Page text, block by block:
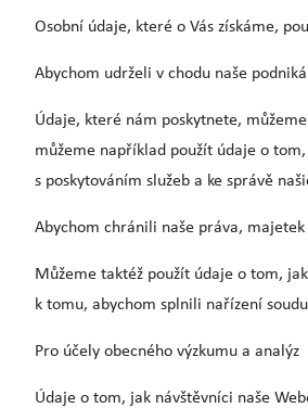
Osobní údaje, které o Vás získáme,
Abychom udrželi v chodu naše
Údaje, které nám poskytnete,
můžeme například použít údaje o
s poskytováním služeb a ke správě
Abychom chránili naše práva,
Můžeme taktéž použít údaje o tom,
k tomu, abychom splnili nařízení
Pro účely obecného výzkumu a analýz
Údaje o tom, jak návštěvníci naše